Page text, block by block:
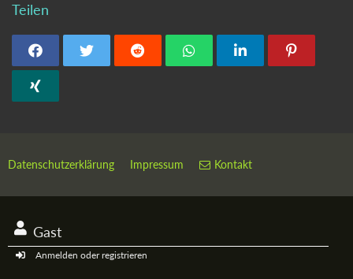
Teilen
Datenschutzerklärung Impressum Kontakt
Gast
Anmelden oder registrieren